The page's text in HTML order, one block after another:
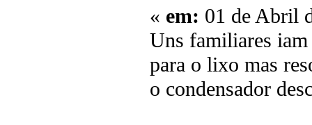
« em: 01 de Abril
Uns familiares iam
para o lixo mas
o condensador